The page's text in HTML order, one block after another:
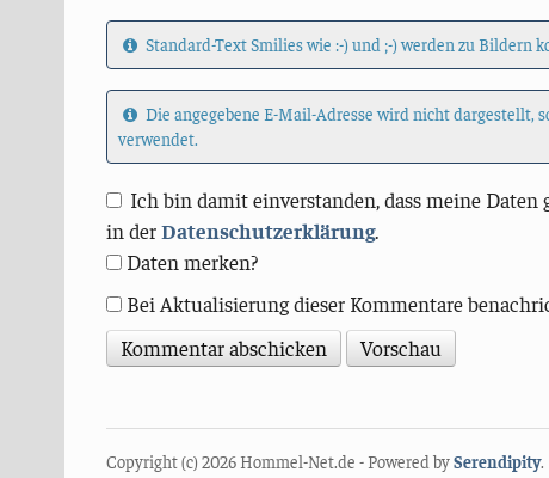
Standard-Text Smilies wie :-) und ;-) werden zu Bildern
Die angegebene E-Mail-Adresse wird nicht dargestellt,
verwendet.
Ich bin damit einverstanden, dass meine
in derDatenschutzerklärung.
Daten merken?
Bei Aktualisierung dieser Kommentare
Copyright (c) 2026 Hommel-Net.de - Powered bySerendipity.